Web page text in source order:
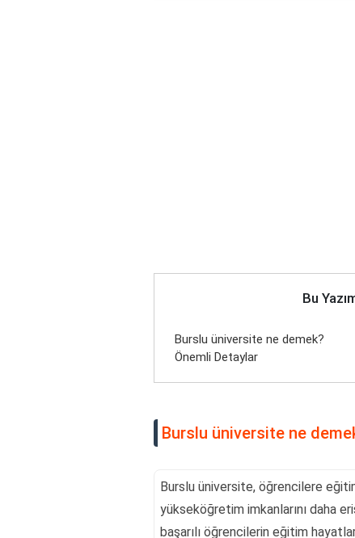
Bu
Burslu üniversite ne demek?
Önemli Detaylar
Burslu üniversite ne
Burslu üniversite, öğrencilere eğitim
yükseköğretim imkanlarını daha
başarılı öğrencilerin eğitim